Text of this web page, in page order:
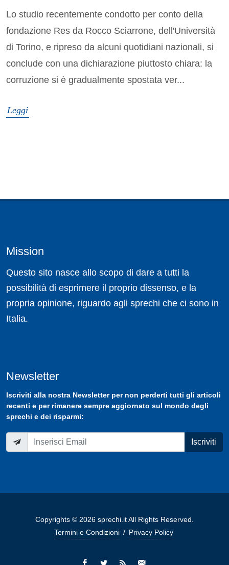
Lo studio recentemente condotto per conto della
fondazione Res da Rocco Sciarrone, dell'Università
di Torino, e ripreso da alcuni quotidiani nazionali, si
conclude con una dichiarazione piuttosto chiara: la
corruzione si è gradualmente spostata ver...
Leggi
Mission
Questo sito nasce allo scopo di dare a tutti la
possibilità di esprimere il proprio dissenso, e la
propria opinione, riguardo agli sprechi che ci sono in
Italia.
Newsletter
Iscriviti alla nostra Newsletterper non perderti tutti gli articoli
recenti e per rimanere sempre aggiornato sul mondo degli
sprechi e dei risparmi:
Iscriviti
Copyrights © 2026 sprechi.it All Rights Reserved.
Termini e Condizioni / Privacy Policy